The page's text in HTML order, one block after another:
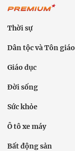
Thời sự
Dân tộc và Tôn giáo
Giáo dục
Đời sống
Sức khỏe
Ô tô xe máy
Bất động sản